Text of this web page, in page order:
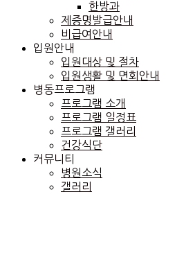
한방과
제증명발급안내
비급여안내
입원안내
입원대상 및 절차
입원생활 및 면회안내
병동프로그램
프로그램 소개
프로그램 일정표
프로그램 갤러리
건강식단
커뮤니티
병원소식
갤러리